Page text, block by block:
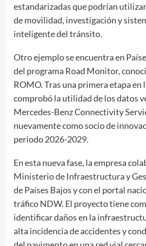
estandarizadas que podrían
de movilidad, investigación y
inteligente del tránsito.
Otro ejemplo se encuentra en
del programa Road Monitor,
ROMO. Tras una primera etapa en
comprobó la utilidad de los datos
Mercedes-Benz Connectivity
nuevamente como socio de
periodo 2026-2029.
En esta nueva fase, la empresa
Ministerio de Infraestructura y
de Países Bajos y con el portal
tráfico NDW. El proyecto tiene
identificar daños en la
alta incidencia de accidentes y